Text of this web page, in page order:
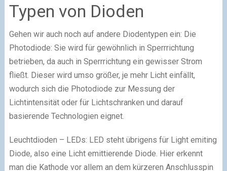
Typen von Dioden
Gehen wir auch noch auf andere Diodentypen ein: Die
Photodiode: Sie wird für gewöhnlich in Sperrrichtung
betrieben, da auch in Sperrrichtung ein gewisser Strom
fließt. Dieser wird umso größer, je mehr Licht einfällt,
wodurch sich die Photodiode zur Messung der
Lichtintensität oder für Lichtschranken und darauf
basierende Technologien eignet.
Leuchtdioden – LEDs: LED steht übrigens für Light emiting
Diode, also eine Licht emittierende Diode. Hier erkennt
man die Kathode vor allem an dem kürzeren Anschlusspin